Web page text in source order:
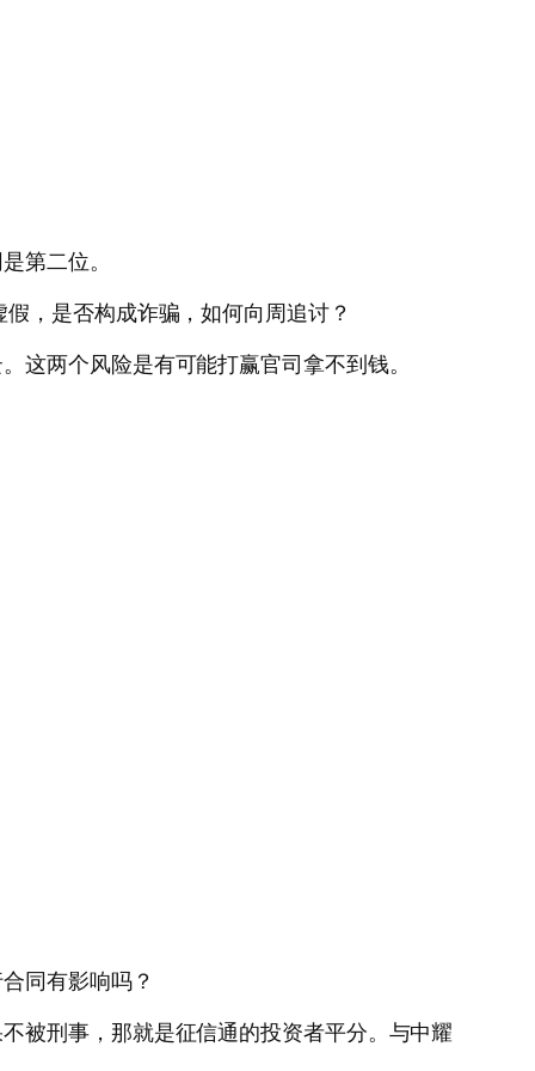
第二位。
，是否构成诈骗，如何向周追讨？
这两个风险是有可能打赢官司拿不到钱。
同有影响吗？
被刑事，那就是征信通的投资者平分。与中耀